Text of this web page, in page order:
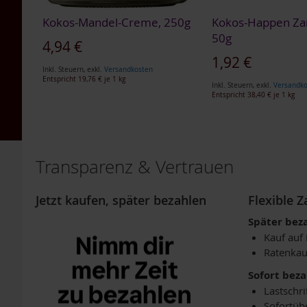
Kräuterdestillate
Sonnengrün
Spezielle
Glücksnahrung
Nahrungsergänzungen
Kautabletten
Kokos-Mandel-Creme, 250g
4,94 €
Inkl. Steuern, exkl. Versandkosten
Entspricht 19,76 € je 1 kg
WUNSCHLISTE
Kokos-Happen
50g
1,92 €
Inkl. Steuern, exkl.
Entspricht 38,40 € je 1 kg
WUNSCHLISTE
HINZUFÜGEN
Transparenz & Vertrauen
Jetzt kaufen, später bezahlen Flexible
Später
Kauf auf
Sofort